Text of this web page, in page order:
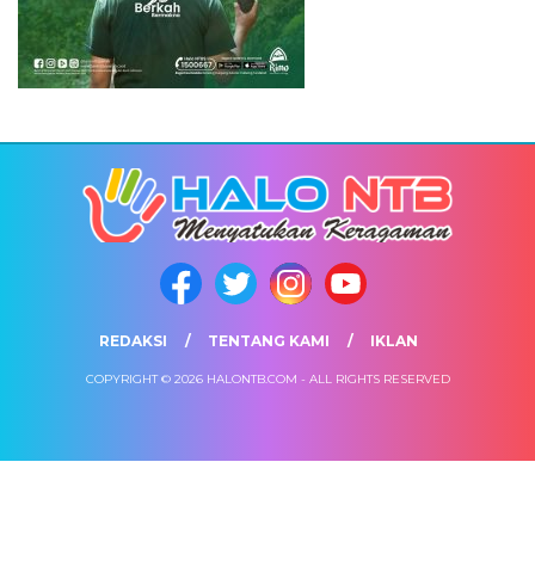
REDAKSI TENTANG KAMI IKLAN
COPYRIGHT © 2026 HALONTB.COM - ALL RIGHTS RESERVED